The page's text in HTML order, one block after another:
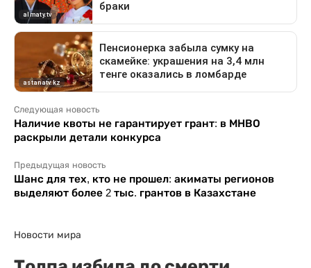
Следующая новость
Наличие квоты не гарантирует грант: в МНВО
раскрыли детали конкурса
Предыдущая новость
Шанс для тех, кто не прошел: акиматы регионов
выделяют более 2 тыс. грантов в Казахстане
Новости мира